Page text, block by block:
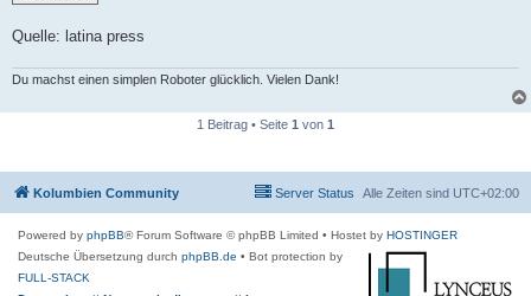
Quelle: latina press
Du machst einen simplen Roboter glücklich. Vielen Dank!
1 Beitrag • Seite 1 von 1
Kolumbien Community Alle Zeiten sind UTC+02:00
Server Status
Powered by phpBB® Forum Software © phpBB Limited • Hostet by HOSTINGER
Deutsche Übersetzung durch phpBB.de • Bot protection by
FULL-STACK